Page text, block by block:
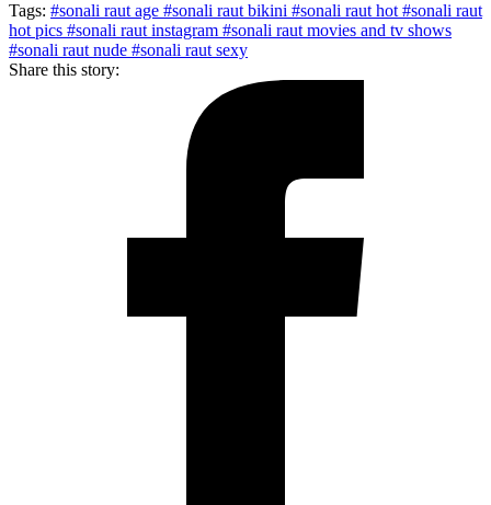
Tags: #sonali raut age #sonali raut bikini #sonali raut hot #sonali raut
hot pics #sonali raut instagram #sonali raut movies and tv shows
#sonali raut nude #sonali raut sexy
Share this story: